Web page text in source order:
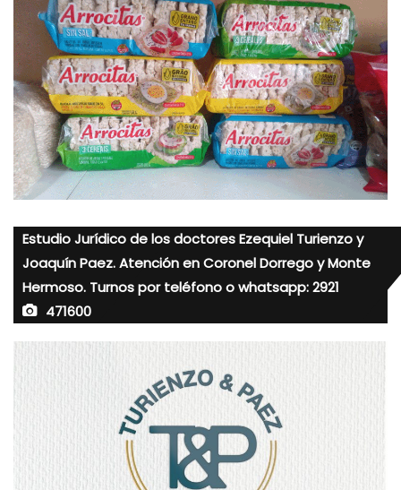
Estudio Jurídico de los doctores Ezequiel Turienzo y
Joaquín Paez. Atención en Coronel Dorrego y Monte
Hermoso. Turnos por teléfono o whatsapp: 2921
471600